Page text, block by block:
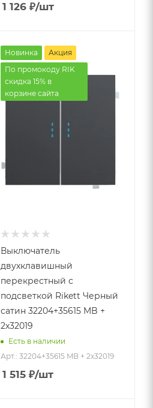
1 126₽/шт
Новинка
Акция
По промокоду RIK
скидка 15% в
корзине сайта
Выключатель
двухклавишный
перекрестный с
подсветкой Rikett Черный
сатин 32204+35615 MB +
2х32019
Есть в наличии
Арт.: 32204+35615 MB + 2х32019
1 515₽/шт